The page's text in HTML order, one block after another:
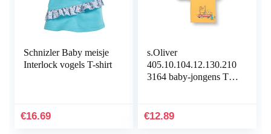
Schnizler Baby meisje
Interlock vogels T-shirt
€16.69
s.Oliver
405.10.104.12.130.210
3164 baby-jongens T-
€12.89